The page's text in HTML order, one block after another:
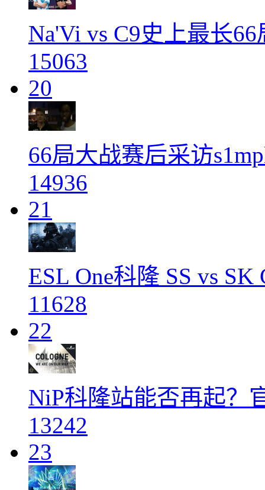
Na'Vi vs C9史上最长
15063
20
66局大战赛后采访
14936
21
ESL One科隆 SS vs SK
11628
22
NiP科隆站能否再起？
13242
23